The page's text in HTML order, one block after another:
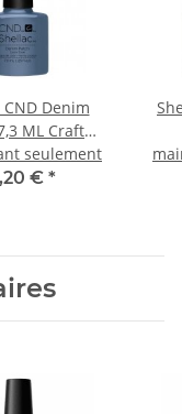
Denim
ML Craft
Collection
seulement
€ *